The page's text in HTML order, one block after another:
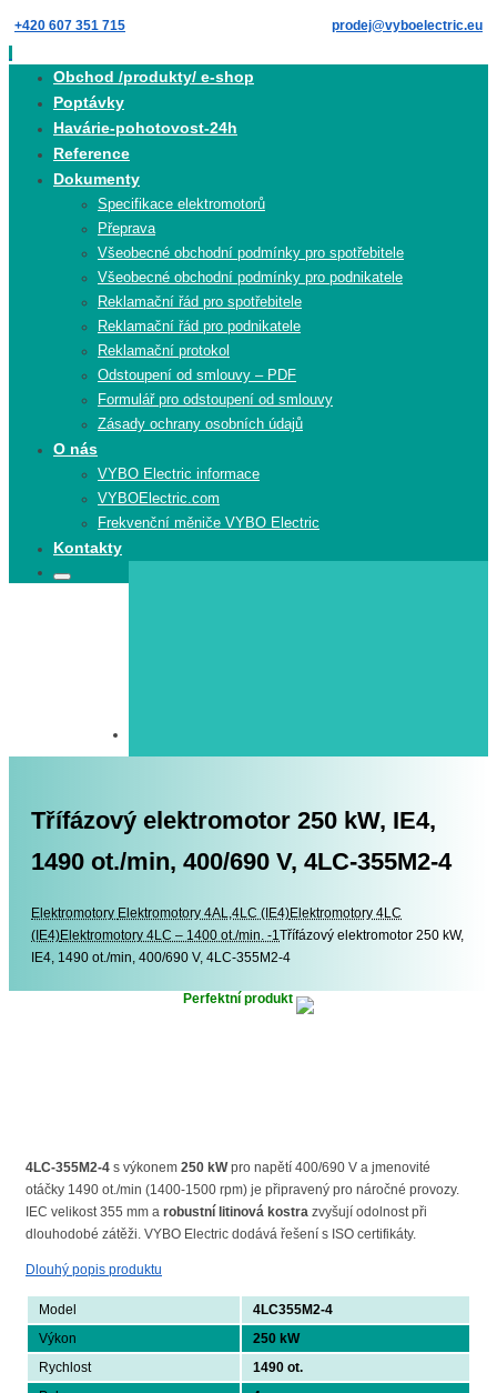
Skip
to
content
+420 607 351 715 prodej@vyboelectric.eu
Obchod /produkty/ e-shop
Poptávky
Havárie-pohotovost-24h
Reference
Dokumenty
Specifikace elektromotorů
Přeprava
Všeobecné obchodní podmínky pro spotřebitele
Všeobecné obchodní podmínky pro podnikatele
Reklamační řád pro spotřebitele
Reklamační řád pro podnikatele
Reklamační protokol
Odstoupení od smlouvy – PDF
Formulář pro odstoupení od smlouvy
Zásady ochrany osobních údajů
O nás
VYBO Electric informace
VYBOElectric.com
Frekvenční měniče VYBO Electric
Kontakty
Search
Search
Třífázový elektromotor 250 kW, IE4,
1490 ot./min, 400/690 V, 4LC-355M2-4
Elektromotory Elektromotory
Elektromotory 4AL,4LC (IE4)Elektromotory 4LC
(IE4)Elektromotory 4LC – 1400 ot./min. -1Třífázový elektromotor 250 kW,
IE4, 1490 ot./min, 400/690 V, 4LC-355M2-4
Perfektní produkt
4LC-355M2-4 s výkonem 250 kWpro napětí 400/690 V a jmenovité
otáčky 1490 ot./min (1400-1500 rpm) je připravený pro náročné provozy.
IEC velikost 355 mm a robustní litinová kostra zvyšují odolnost při
dlouhodobé zátěži. VYBO Electric dodává řešení s ISO certifikáty.
Dlouhý popis produktu
Model
4LC355M2-4
Výkon
250 kW
Rychlost
1490 ot.